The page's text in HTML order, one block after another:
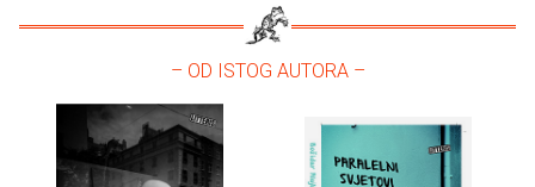
– OD ISTOG AUTORA –